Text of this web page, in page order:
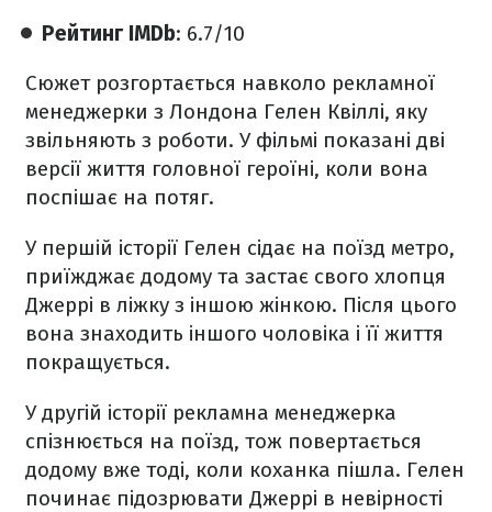
Рейтинг IMDb: 6.7/10
Сюжет розгортається навколо рекламної
менеджерки з Лондона Гелен Квіллі, яку
звільняють з роботи. У фільмі показані дві
версії життя головної героїні, коли вона
поспішає на потяг.
У першій історії Гелен сідає на поїзд метро,
приїжджає додому та застає свого хлопця
Джеррі в ліжку з іншою жінкою. Після цього
вона знаходить іншого чоловіка і її життя
покращується.
У другій історії рекламна менеджерка
спізнюється на поїзд, тож повертається
додому вже тоді, коли коханка пішла. Гелен
починає підозрювати Джеррі в невірності